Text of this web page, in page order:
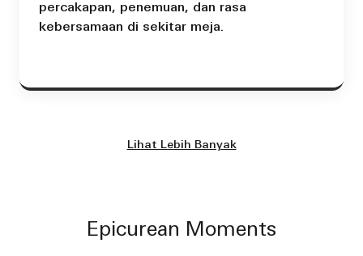
percakapan, penemuan, dan rasa
kebersamaan di sekitar meja.
Lihat Lebih Banyak
Epicurean Moments